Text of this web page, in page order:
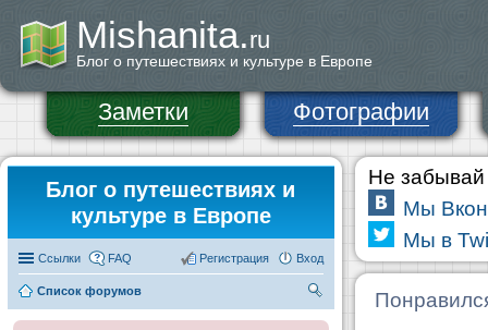
Mishanita.ru
Блог о путешествиях и культуре в Европе
Заметки Фотографии
Блог о путешествиях и
культуре в Европе
Ссылки FAQ Вход
Регистрация
Список форумов
Не забывай
Мы
Мы в